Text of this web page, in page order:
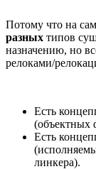
Потому что на
разных типов
назначению, но
релоками/
Есть
(объектных
Есть
линкера).